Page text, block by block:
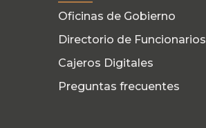
Oficinas de Gobierno
Directorio de Funcionarios
Cajeros Digitales
Preguntas frecuentes